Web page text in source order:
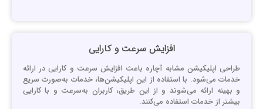
افزایش سرعت و کارایی
اپلیکیشن‌ مشابه آچاره باعث افزایش سرعت و کارایی در ارائه
می‌شود. با استفاده از این اپلیکیشن‌ها، خدمات به‌صورت سریع
بهینه ارائه می‌شوند و از این طریق، کاربران به‌سرعت و با کارایی
از خدمات استفاده می‌کنند.